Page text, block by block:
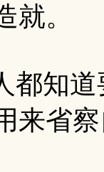
就。
道要
来省